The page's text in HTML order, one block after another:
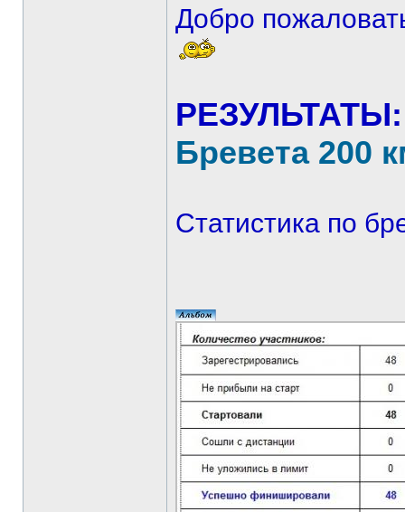
Добро
Бревета 200
Статистика по